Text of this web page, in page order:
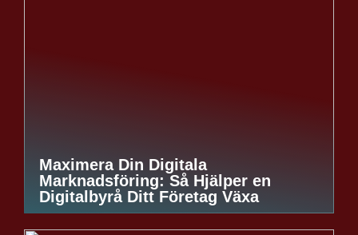
Maximera Din Digitala
Marknadsföring: Så Hjälper en
Digitalbyrå Ditt Företag Växa